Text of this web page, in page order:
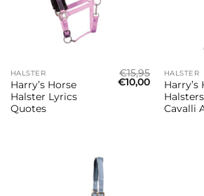
HALSTER
Harry’s Horse
Halster Lyrics
Quotes
€15,95
Oorspronkelijke
prijs
€10,00Huidige
prijs
€10,00.
HALSTER
Harry’s
Cavalli